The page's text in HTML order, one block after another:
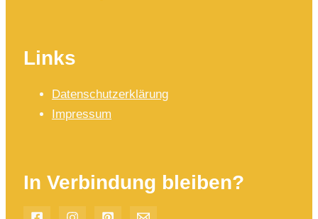
Links
Datenschutzerklärung
Impressum
In Verbindung bleiben?